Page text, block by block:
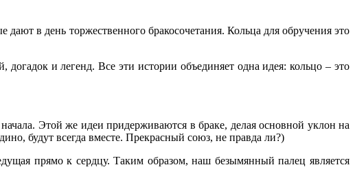
в день торжественного бракосочетания. Кольца для обручения это
и легенд. Все эти истории объединяет одна идея: кольцо – это
Этой же идеи придерживаются в браке, делая основной уклон на
будут всегда вместе. Прекрасный союз, не правда ли?)
прямо к сердцу. Таким образом, наш безымянный палец является